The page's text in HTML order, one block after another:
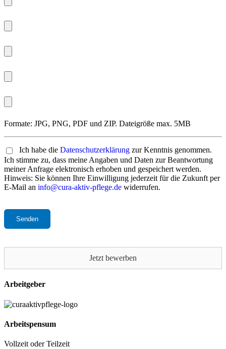
Formate: JPG, PNG, PDF und ZIP. Dateigröße max. 5MB
Ich habe die Datenschutzerklärung zur Kenntnis genommen.
Ich stimme zu, dass meine Angaben und Daten zur Beantwortung
meiner Anfrage elektronisch erhoben und gespeichert werden.
Hinweis: Sie können Ihre Einwilligung jederzeit für die Zukunft per
E-Mail an info@cura-aktiv-pflege.de widerrufen.
dieses
Jetzt bewerben
Arbeitgeber
Arbeitspensum
Vollzeit oder Teilzeit